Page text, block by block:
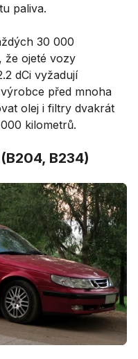
paliva.
30 000
že ojeté vozy
dCi vyžadují
před mnoha
olej i filtry dvakrát
kilometrů.
B234)